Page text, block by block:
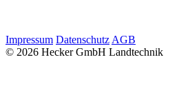
Impressum Datenschutz AGB
© 2026 Hecker GmbH Landtechnik